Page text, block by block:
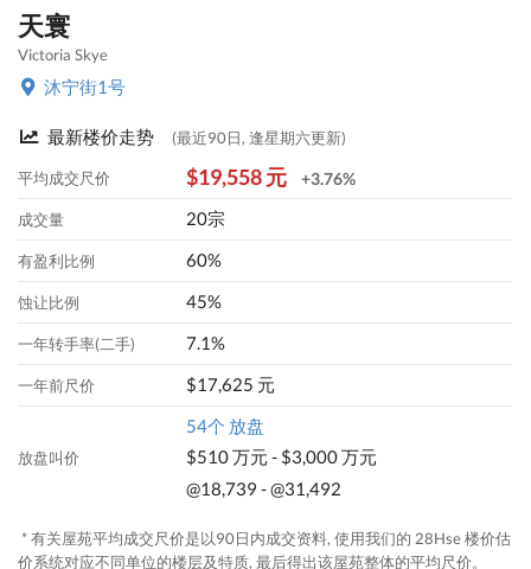
天寰
Victoria Skye
沐宁街1号
最新楼价走势 (最近90日, 逢星期六更新)
平均成交尺价 $19,558 元 +3.76%
成交量 20宗
有盈利比例 60%
蚀让比例 45%
一年转手率(二手) 7.1%
一年前尺价 $17,625 元
放盘叫价
54个 放盘
$510 万元 - $3,000 万元
@18,739 - @31,492
* 有关屋苑平均成交尺价是以90日内成交资料, 使用我们的 28Hse 楼价估
价系统对应不同单位的楼层及特质, 最后得出该屋苑整体的平均尺价。